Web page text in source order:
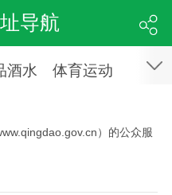
导航
酒水 体育运动
）的公众服